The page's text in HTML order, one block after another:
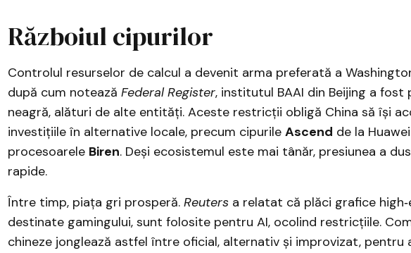
Războiul cipurilor
Controlul resurselor de calcul a devenit arma preferată a
după cum notează Federal Register, institutul BAAI din Beijing a fost
neagră, alături de alte entități. Aceste restricții obligă China să își
investițiile în alternative locale, precum cipurile Ascend de la
procesoarele Biren. Deși ecosistemul este mai tânăr, presiunea a
rapide.
Între timp, piața gri prosperă. Reutersa relatat că plăci grafice
destinate gamingului, sunt folosite pentru AI, ocolind restricțiile.
chineze jonglează astfel între oficial, alternativ și improvizat, pentru